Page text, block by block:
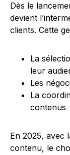
Dès le
devient
clients. Cette
La
leur
Les
La
contenus
En 2025, avec
contenu, le